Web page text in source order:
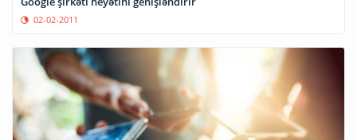
02-02-2011